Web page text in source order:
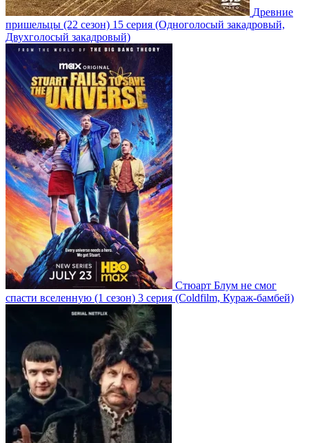
Древние
пришельцы (22 сезон) 15 серия (Одноголосый закадровый,
Двухголосый закадровый)
Стюарт Блум не смог
спасти вселенную (1 сезон) 3 серия (Coldfilm, Кураж-бамбей)